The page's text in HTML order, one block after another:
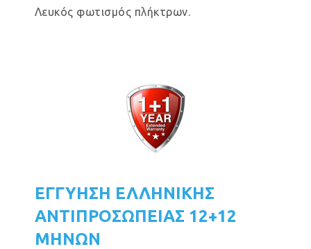
Λευκός φωτισμός πλήκτρων.
ΕΓΓΥΗΣΗ ΕΛΛΗΝΙΚΗΣ
ΑΝΤΙΠΡΟΣΩΠΕΙΑΣ 12+12
ΜΗΝΩΝ